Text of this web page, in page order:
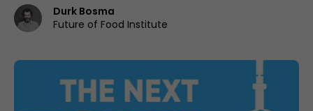
Durk Bosma
Future of Food Institute